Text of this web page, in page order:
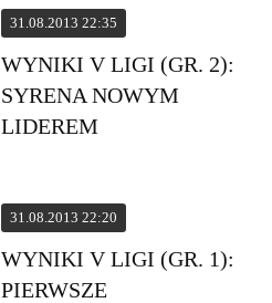
31.08.2013 22:35
WYNIKI V LIGI (GR. 2):
SYRENA NOWYM
LIDEREM
31.08.2013 22:20
WYNIKI V LIGI (GR. 1):
PIERWSZE